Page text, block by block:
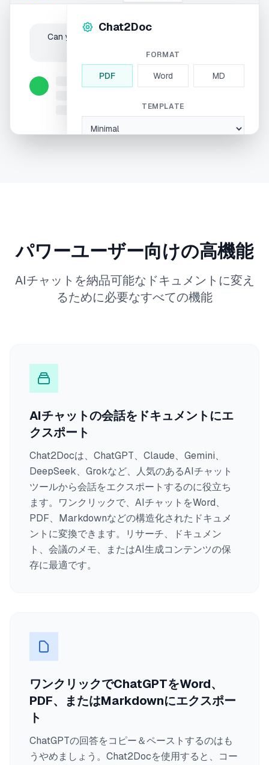
Can you summarize the meeting notes into a
Chat2Doc
FORMAT
PDF Word MD
TEMPLATE
パワーユーザー向けの高機能
AIチャットを納品可能なドキュメントに変え
るために必要なすべての機能
AIチャットの会話をドキュメントにエ
クスポート
Chat2Docは、ChatGPT、Claude、Gemini、
DeepSeek、Grokなど、人気のあるAIチャット
ツールから会話をエクスポートするのに役立ち
ます。ワンクリックで、AIチャットをWord、
PDF、Markdownなどの構造化されたドキュメ
ントに変換できます。リサーチ、ドキュメン
ト、会議のメモ、またはAI生成コンテンツの保
存に最適です。
ワンクリックでChatGPTをWord、
PDF、またはMarkdownにエクスポー
ト
ChatGPTの回答をコピー＆ペーストするのはも
うやめましょう。Chat2Docを使用すると、コー